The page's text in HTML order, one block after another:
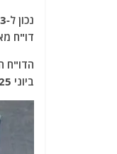
דו"ח
ביוני 2025 (היום שלפני תחילת המתקפות), וכן הערכות המבוססות על פעולות קודמות במתקן".